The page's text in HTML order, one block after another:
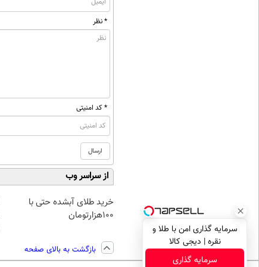
* نظر
* کد امنیتی
از سراسر وب
خرید طلای آبشده حتی با
۱۰۰هزارتومان
بازگشت به بالای صفحه
سرمایه گذاری امن با طلا و
نقره | دیجی کالا
سرمایه گذاری